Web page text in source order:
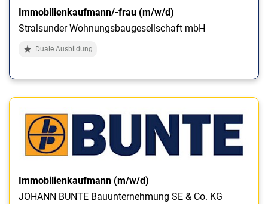
Immobilienkaufmann/-frau (m/w/d)
Stralsunder Wohnungsbaugesellschaft mbH
Duale Ausbildung
Immobilienkaufmann (m/w/d)
JOHANN BUNTE Bauunternehmung SE & Co. KG